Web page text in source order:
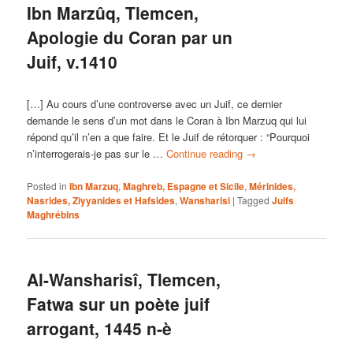
Ibn Marzûq, Tlemcen,
Apologie du Coran par un
Juif, v.1410
[…] Au cours d’une controverse avec un Juif, ce dernier
demande le sens d’un mot dans le Coran à Ibn Marzuq qui lui
répond qu’il n’en a que faire. Et le Juif de rétorquer : “Pourquoi
n’interrogerais-je pas sur le …Continue reading →
Posted in Ibn Marzuq,Maghreb, Espagne et Sicile,Mérinides,
Nasrides, Ziyyanides et Hafsides,Wansharisi |Tagged Juifs
Maghrébins
Al-Wansharisî, Tlemcen,
Fatwa sur un poète juif
arrogant, 1445 n-è